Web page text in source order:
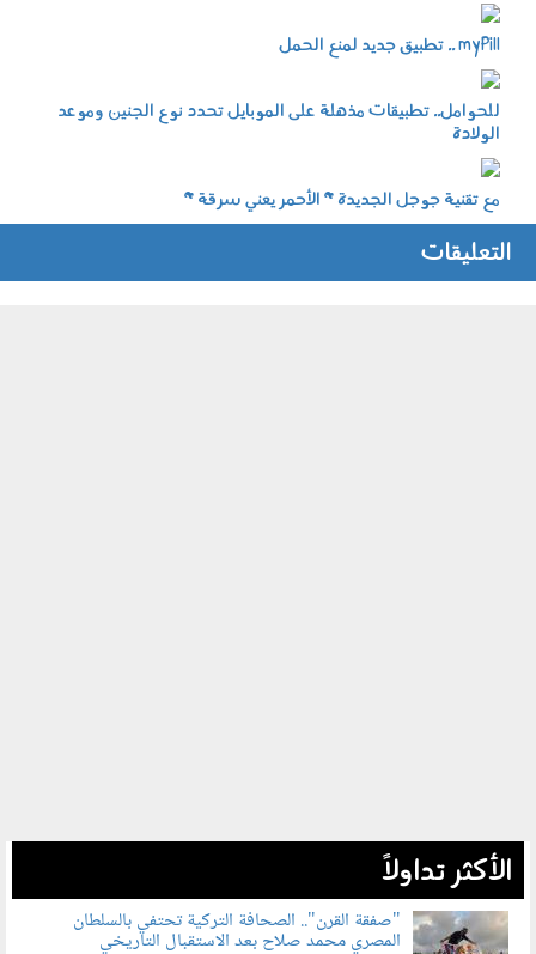
mypill.jpg
myPill .. تطبيق جديد لمنع الحمل
امراة حامل
للحوامل.. تطبيقات مذهلة على الموبايل تحدد نوع الجنين وموعد
الولادة
919.jpg
مع تقنية جوجل الجديدة " الأحمر يعني سرقة "
التعليقات
الأكثر تداولاً
"صفقة القرن".. الصحافة التركية تحتفي بالسلطان
المصري محمد صلاح بعد الاستقبال التاريخي